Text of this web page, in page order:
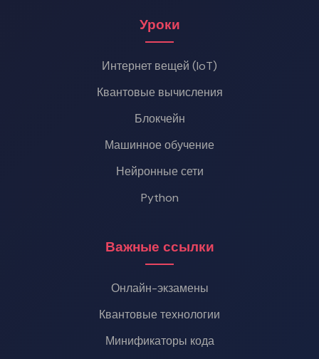
Уроки
Интернет вещей (IoT)
Квантовые вычисления
Блокчейн
Машинное обучение
Нейронные сети
Python
Важные ссылки
Онлайн-экзамены
Квантовые технологии
Минификаторы кода